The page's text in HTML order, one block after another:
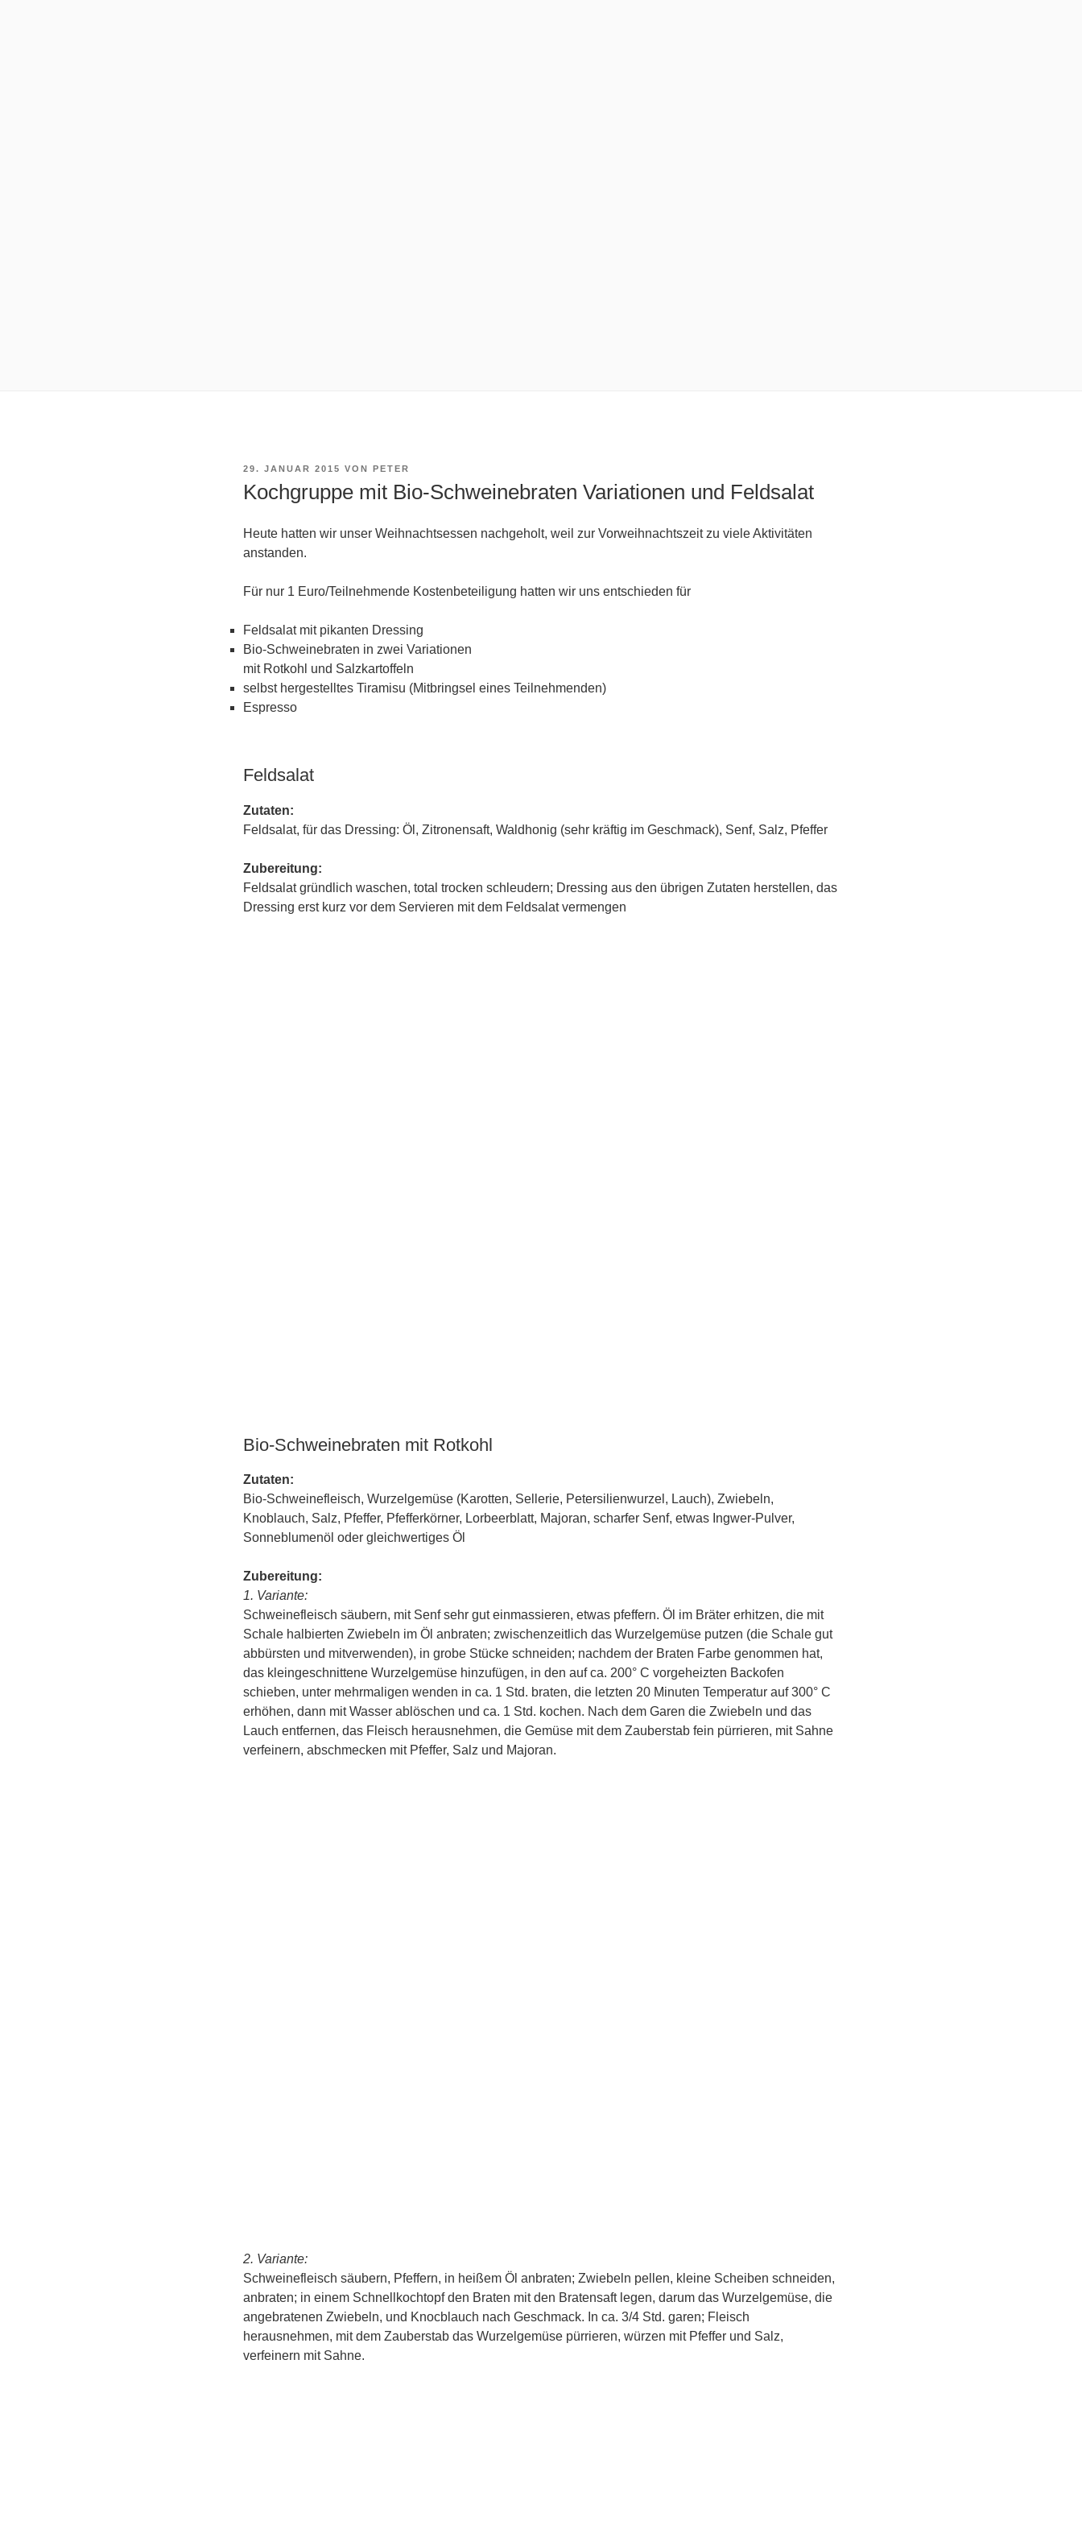
VERÖFFENTLICHT
29. JANUAR 2015 VON PETER
Kochgruppe mit Bio-Schweinebraten Variationen und Feldsalat
Heute hatten wir unser Weihnachtsessen nachgeholt, weil zur Vorweihnachtszeit zu viele Aktivitäten
anstanden.
Für nur 1 Euro/Teilnehmende Kostenbeteiligung hatten wir uns entschieden für
Feldsalat mit pikanten Dressing
Bio-Schweinebraten in zwei Variationen
mit Rotkohl und Salzkartoffeln
selbst hergestelltes Tiramisu (Mitbringsel eines Teilnehmenden)
Espresso
Feldsalat
Zutaten:
Feldsalat, für das Dressing: Öl, Zitronensaft, Waldhonig (sehr kräftig im Geschmack), Senf, Salz, Pfeffer
Zubereitung:
Feldsalat gründlich waschen, total trocken schleudern; Dressing aus den übrigen Zutaten herstellen, das
Dressing erst kurz vor dem Servieren mit dem Feldsalat vermengen
Bio-Schweinebraten mit Rotkohl
Zutaten:
Bio-Schweinefleisch, Wurzelgemüse (Karotten, Sellerie, Petersilienwurzel, Lauch), Zwiebeln,
Knoblauch, Salz, Pfeffer, Pfefferkörner, Lorbeerblatt, Majoran, scharfer Senf, etwas Ingwer-Pulver,
Sonneblumenöl oder gleichwertiges Öl
Zubereitung:
1. Variante:
Schweinefleisch säubern, mit Senf sehr gut einmassieren, etwas pfeffern. Öl im Bräter erhitzen, die mit
Schale halbierten Zwiebeln im Öl anbraten; zwischenzeitlich das Wurzelgemüse putzen (die Schale gut
abbürsten und mitverwenden), in grobe Stücke schneiden; nachdem der Braten Farbe genommen hat,
das kleingeschnittene Wurzelgemüse hinzufügen, in den auf ca. 200° C vorgeheizten Backofen
schieben, unter mehrmaligen wenden in ca. 1 Std. braten, die letzten 20 Minuten Temperatur auf 300° C
erhöhen, dann mit Wasser ablöschen und ca. 1 Std. kochen. Nach dem Garen die Zwiebeln und das
Lauch entfernen, das Fleisch herausnehmen, die Gemüse mit dem Zauberstab fein pürrieren, mit Sahne
verfeinern, abschmecken mit Pfeffer, Salz und Majoran.
2. Variante:
Schweinefleisch säubern, Pfeffern, in heißem Öl anbraten; Zwiebeln pellen, kleine Scheiben schneiden,
anbraten; in einem Schnellkochtopf den Braten mit den Bratensaft legen, darum das Wurzelgemüse, die
angebratenen Zwiebeln, und Knocblauch nach Geschmack. In ca. 3/4 Std. garen; Fleisch
herausnehmen, mit dem Zauberstab das Wurzelgemüse pürrieren, würzen mit Pfeffer und Salz,
verfeinern mit Sahne.